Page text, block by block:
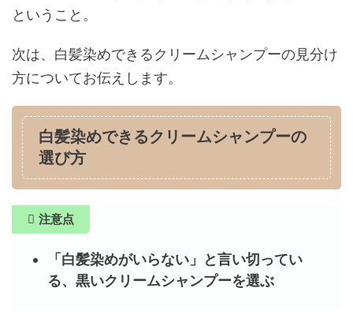
ということ。
次は、白髪染めできるクリームシャンプーの見分け
方についてお伝えします。
白髪染めできるクリームシャンプーの
選び方
注意点
「白髪染めがいらない」と言い切ってい
る、黒いクリームシャンプーを選ぶ